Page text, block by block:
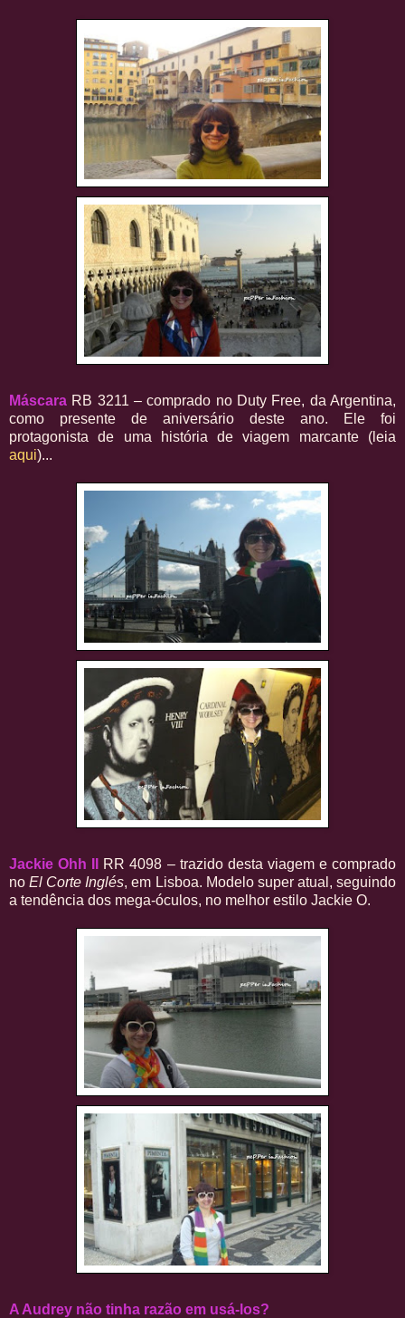
Máscara RB 3211 – comprado no Duty Free, da Argentina,
como presente de aniversário deste ano. Ele foi
protagonista de uma história de viagem marcante (leia
aqui)...
Jackie Ohh II
RR 4098 – trazido desta viagem e comprado
noEl Corte Inglés, em Lisboa. Modelo super atual, seguindo
a tendência dos mega-óculos, no melhor estilo Jackie O.
A Audrey não tinha razão em usá-los?